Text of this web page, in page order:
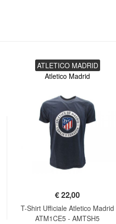
ATLETICO MADRID
Atletico Madrid
€22,00
T-Shirt Ufficiale Atletico Madrid
ATM1CE5 - AMTSH5